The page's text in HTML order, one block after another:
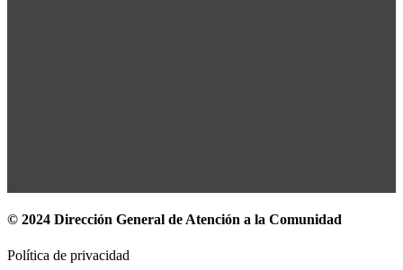
© 2024 Dirección General de Atención a la Comunidad
Política de privacidad